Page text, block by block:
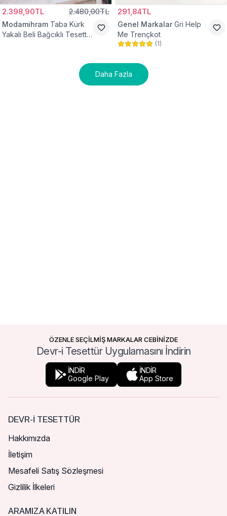
2.398,90TL 2.480,00TL
Modamihram Taba Kürk
Yakalı Beli Bağcıklı Tesettür
291,84TL
Genel Markalar Gri Help
Me Trençkot
(1)
Daha Fazla
ÖZENLE SEÇİLMİŞ MARKALAR CEBİNİZDE
Devr-i Tesettür Uygulamasını İndirin
İNDİR
Google Play
İNDİR
App Store
DEVR-I TESETTÜR
Hakkımızda
İletişim
Mesafeli Satış Sözleşmesi
Gizlilik İlkeleri
ARAMIZA KATILIN